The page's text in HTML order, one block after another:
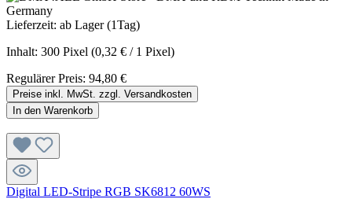
Lieferzeit: ab Lager (1Tag)
Inhalt: 300 Pixel (0,32 € / 1 Pixel)
Regulärer Preis: 94,80 €
Preise inkl. MwSt. zzgl. Versandkosten
In den Warenkorb
Digital LED-Stripe RGB SK6812 60WS